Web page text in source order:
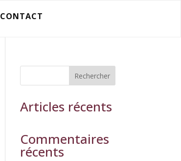
CONTACT
Rechercher
Articles récents
Commentaires
récents